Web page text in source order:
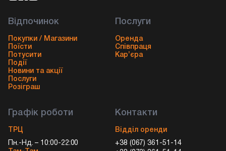
Відпочинок
Покупки / Магазини
Поїсти
Потусити
Події
Новини та акції
Послуги
Розіграш
Послуги
Оренда
Співпраця
Кар’єра
Графік роботи
ТРЦ
Пн.-Нд. – 10:00-22:00
Контакти
Відділ оренди
+38 (067) 361-51-14